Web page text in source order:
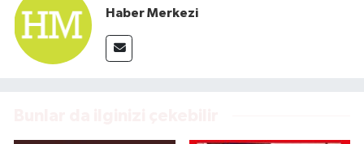
Haber Merkezi